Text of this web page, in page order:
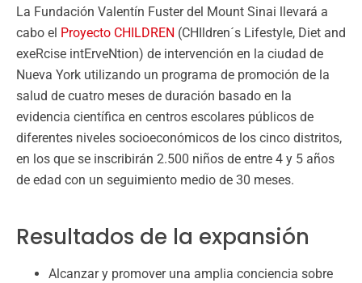
La Fundación Valentín Fuster del Mount Sinai llevará a
cabo el Proyecto CHILDREN (CHIldren´s Lifestyle, Diet and
exeRcise intErveNtion) de intervención en la ciudad de
Nueva York utilizando un programa de promoción de la
salud de cuatro meses de duración basado en la
evidencia científica en centros escolares públicos de
diferentes niveles socioeconómicos de los cinco distritos,
en los que se inscribirán 2.500 niños de entre 4 y 5 años
de edad con un seguimiento medio de 30 meses.
Resultados de la expansión
Alcanzar y promover una amplia conciencia sobre